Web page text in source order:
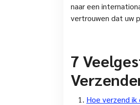
naar een
vertrouwen dat uw
7
Hoe verzend